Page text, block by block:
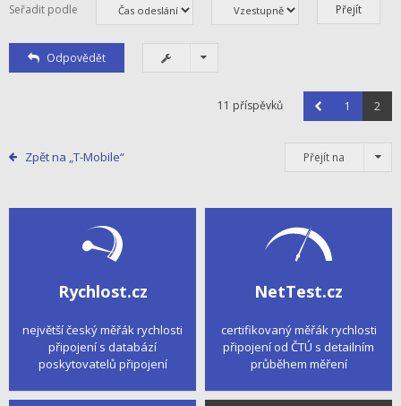
Seřadit podle
Odpovědět
11 příspěvků 1 2
Zpět na „T-Mobile“ Přejít na
Rychlost.cz
největší český měřák rychlosti
připojení s databází
poskytovatelů připojení
NetTest.cz
certifikovaný měřák rychlosti
připojení od ČTÚ s detailním
průběhem měření